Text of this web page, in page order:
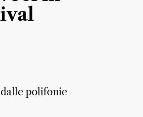
dalle polifonie